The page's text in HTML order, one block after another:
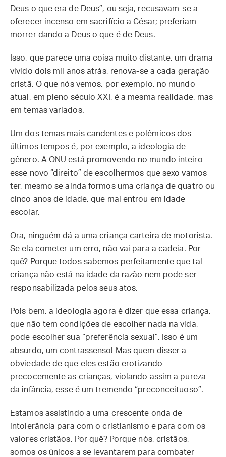
Deus o que era de Deus”, ou seja, recusavam-se a
oferecer incenso em sacrifício a César; preferiam
morrer dando a Deus o que é de Deus.
Isso, que parece uma coisa muito distante, um drama
vivido dois mil anos atrás, renova-se a cada geração
cristã. O que nós vemos, por exemplo, no mundo
atual, em pleno século XXI, é a mesma realidade, mas
em temas variados.
Um dos temas mais candentes e polêmicos dos
últimos tempos é, por exemplo, a ideologia de
gênero. A ONU está promovendo no mundo inteiro
esse novo “direito” de escolhermos que sexo vamos
ter, mesmo se ainda formos uma criança de quatro ou
cinco anos de idade, que mal entrou em idade
escolar.
Ora, ninguém dá a uma criança carteira de motorista.
Se ela cometer um erro, não vai para a cadeia. Por
quê? Porque todos sabemos perfeitamente que tal
criança não está na idade da razão nem pode ser
responsabilizada pelos seus atos.
Pois bem, a ideologia agora é dizer que essa criança,
que não tem condições de escolher nada na vida,
pode escolher sua “preferência sexual”. Isso é um
absurdo, um contrassenso! Mas quem disser a
obviedade de que eles estão erotizando
precocemente as crianças, violando assim a pureza
da infância, esse é um tremendo “preconceituoso”.
Estamos assistindo a uma crescente onda de
intolerância para com o cristianismo e para com os
valores cristãos. Por quê? Porque nós, cristãos,
somos os únicos a se levantarem para combater